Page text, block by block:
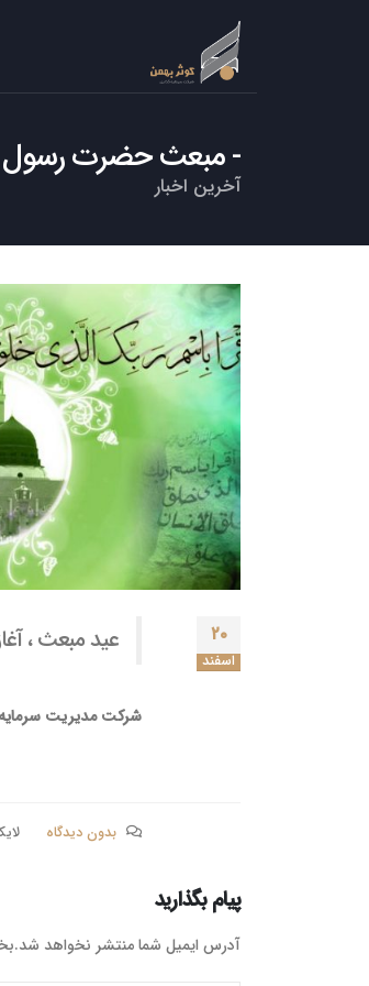
مبعث حضرت رسول
آخرین اخبار
۲۰
اسفند
عید مبعث ،
شرکت مدیریت
بدون دیدگاه
پیام بگذارید
آدرس ایمیل شما منتشر نخواهد